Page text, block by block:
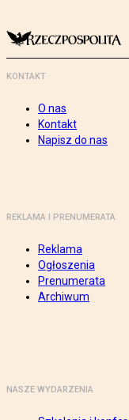
KONTAKT
O nas
Kontakt
Napisz do nas
REKLAMA I PRENUMERATA
Reklama
Ogłoszenia
Prenumerata
Archiwum
NASZE WYDARZENIA